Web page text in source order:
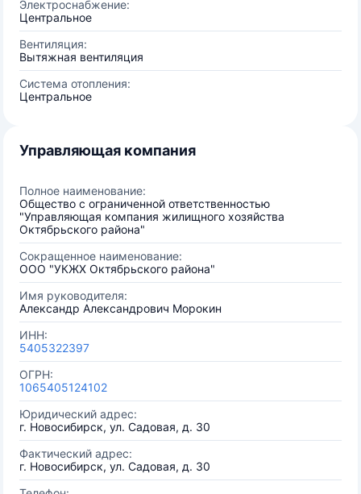
Электроснабжение:
Центральное
Вентиляция:
Вытяжная вентиляция
Система отопления:
Центральное
Управляющая компания
Полное наименование:
Общество с ограниченной ответственностью
"Управляющая компания жилищного хозяйства
Октябрьского района"
Сокращенное наименование:
ООО "УКЖХ Октябрьского района"
Имя руководителя:
Александр Александрович Морокин
ИНН:
5405322397
ОГРН:
1065405124102
Юридический адрес:
г. Новосибирск, ул. Садовая, д. 30
Фактический адрес:
г. Новосибирск, ул. Садовая, д. 30